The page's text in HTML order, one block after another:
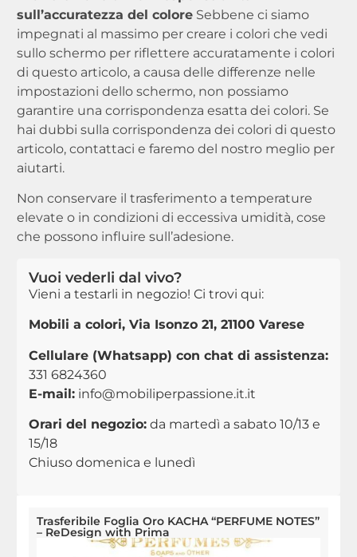
Trasferibile Foglia Oro KACHA “PERFUME NOTES”
– ReDesign with Prima
sull’accuratezza del coloreSebbene ci siamo
impegnati al massimo per creare i colori che vedi
sullo schermo per riflettere accuratamente i colori
di questo articolo, a causa delle differenze nelle
impostazioni dello schermo, non possiamo
garantire una corrispondenza esatta dei colori. Se
hai dubbi sulla corrispondenza dei colori di questo
articolo, contattaci e faremo del nostro meglio per
aiutarti.
Non conservare il trasferimento a temperature
elevate o in condizioni di eccessiva umidità, cose
che possono influire sull’adesione.
Vuoi vederli dal vivo?
Vieni a testarli in negozio! Ci trovi qui:
Mobili a colori, Via Isonzo 21, 21100 Varese
Cellulare (Whatsapp) con chat di assistenza:
331 6824360
E-mail: info@mobiliperpassione.it.it
Orari del negozio:da martedì a sabato 10/13 e
15/18
Chiuso domenica e lunedì